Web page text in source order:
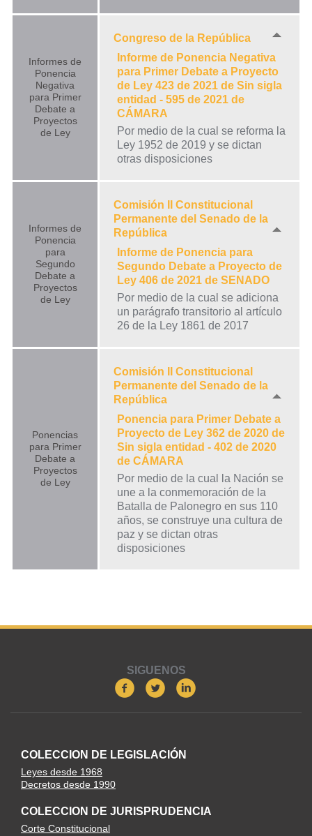
Informes de
Ponencia
Negativa
para Primer
Debate a
Proyectos
de Ley
Congreso de la República
Informe de Ponencia Negativa
para Primer Debate a Proyecto
de Ley 423 de 2021 de Sin sigla
entidad - 595 de 2021 de
CÁMARA
Por medio de la cual se reforma la
Ley 1952 de 2019 y se dictan
otras disposiciones
Informes de
Ponencia
para
Segundo
Debate a
Proyectos
de Ley
Comisión II Constitucional
Permanente del Senado de la
República
Informe de Ponencia para
Segundo Debate a Proyecto de
Ley 406 de 2021 de SENADO
Por medio de la cual se adiciona
un parágrafo transitorio al artículo
26 de la Ley 1861 de 2017
Ponencias
para Primer
Debate a
Proyectos
de Ley
Comisión II Constitucional
Permanente del Senado de la
República
Ponencia para Primer Debate a
Proyecto de Ley 362 de 2020 de
Sin sigla entidad - 402 de 2020
de CÁMARA
Por medio de la cual la Nación se
une a la conmemoración de la
Batalla de Palonegro en sus 110
años, se construye una cultura de
paz y se dictan otras
disposiciones
SIGUENOS
COLECCION DE LEGISLACIÓN
Leyes desde 1968
Decretos desde 1990
COLECCION DE JURISPRUDENCIA
Corte Constitucional